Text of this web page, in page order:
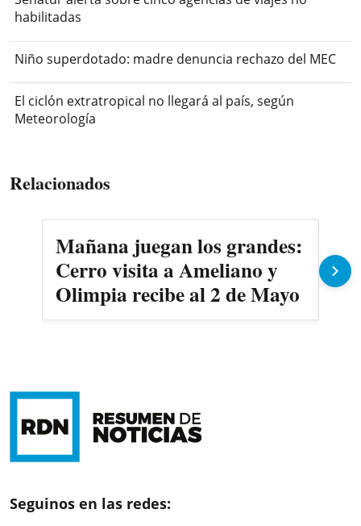
habilitadas
Niño superdotado: madre denuncia rechazo del MEC
El ciclón extratropical no llegará al país, según
Meteorología
Relacionados
Mañana juegan los grandes:
Cerro visita a Ameliano y
Olimpia recibe al 2 de Mayo
Seguinos en las redes: